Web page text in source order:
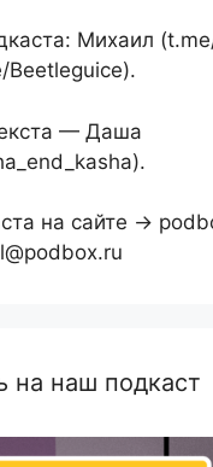
Михаил
Beetleguice).
— Даша
на сайте →
на наш подкаст